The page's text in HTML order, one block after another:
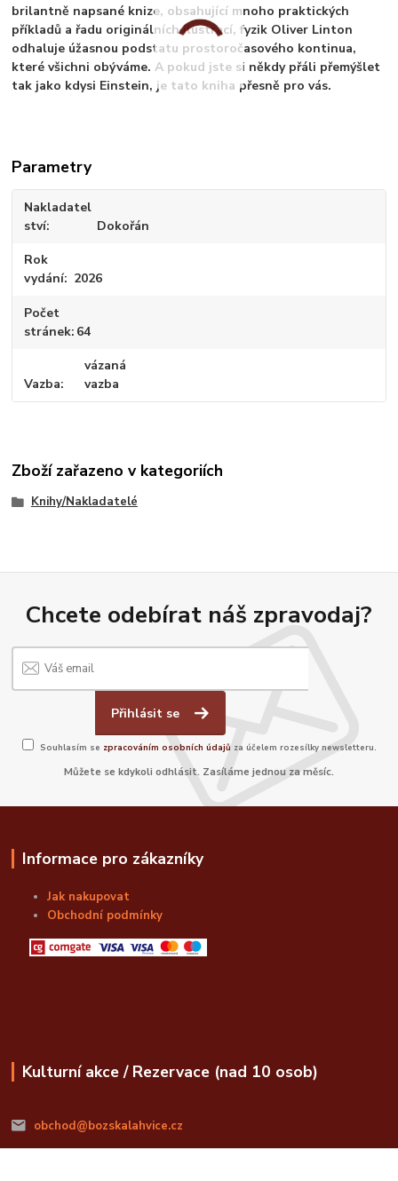
brilantně napsané knize, obsahující mnoho praktických
příkladů a řadu originálních ilustrací, fyzik Oliver Linton
odhaluje úžasnou podstatu prostoročasového kontinua,
které všichni obýváme. A pokud jste si někdy přáli přemýšlet
tak jako kdysi Einstein, je tato kniha přesně pro vás.
Parametry
Nakladatel
ství
Dokořán
Rok
vydání
2026
Počet
stránek 64
Vazba
vázaná
vazba
Zboží zařazeno v kategoriích
Knihy/Nakladatelé
Chcete odebírat náš zpravodaj?
Přihlásit se
Souhlasím se zpracováním osobních údajů za účelem rozesílky newsletteru.
Můžete se kdykoli odhlásit. Zasíláme jednou za měsíc.
Informace pro zákazníky
Jak nakupovat
Obchodní podmínky
Kulturní akce / Rezervace (nad 10 osob)
obchod@bozskalahvice.cz